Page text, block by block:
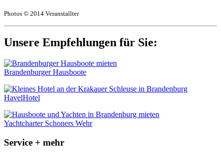
Photos © 2014 Veranstallter
Unsere Empfehlungen für Sie:
Brandenburger Hausboote
HavelHotel
Yachtcharter Schoners Wehr
Service + mehr